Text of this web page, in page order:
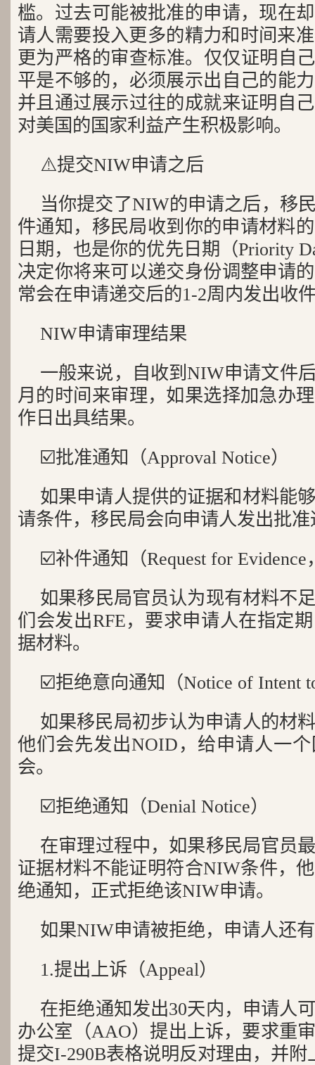
槛。过去可能被批准的申请，现在
请人需要投入更多的精力和时间来
更为严格的审查标准。仅仅证明自
平是不够的，必须展示出自己的能
并且通过展示过往的成就来证明自
对美国的国家利益产生积极影响。
⚠️提交NIW申请之后
当你提交了NIW的申请之后，移
件通知，移民局收到你的申请材料
日期，也是你的优先日期（Priority
决定你将来可以递交身份调整申请
常会在申请递交后的1-2周内发出收
NIW申请审理结果
一般来说，自收到NIW申请文件
月的时间来审理，如果选择加急办
作日出具结果。
☑️批准通知（Approval Notice）
如果申请人提供的证据和材料能
请条件，移民局会向申请人发出批
☑️补件通知（Request for Evidence
如果移民局官员认为现有材料不
们会发出RFE，要求申请人在指定
据材料。
☑️拒绝意向通知（Notice of Intent
如果移民局初步认为申请人的材
他们会先发出NOID，给申请人一
会。
☑️拒绝通知（Denial Notice）
在审理过程中，如果移民局官员
证据材料不能证明符合NIW条件，
绝通知，正式拒绝该NIW申请。
如果NIW申请被拒绝，申请人还
1.提出上诉（Appeal）
在拒绝通知发出30天内，申请人
办公室（AAO）提出上诉，要求重
提交I-290B表格说明反对理由，并